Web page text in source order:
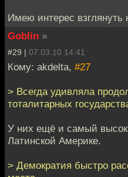
Имею интерес взглянуть
Goblin »
#29 | 07.03.10 14:41
Кому: akdelta, #27
> Всегда удивляла
тоталитарных
У них ещё и самый
Латинской Америке.
> Демократия быстро